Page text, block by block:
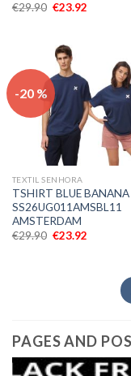
€29.90 €23.92
-20 %
TEXTIL SENHORA
TSHIRT BLUE BANANA
SS26UG011AMSBL11
AMSTERDAM
€29.90 €23.92
PAGES AND